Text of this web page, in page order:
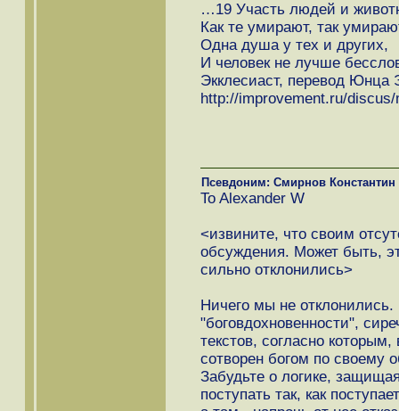
…19 Участь людей и
Как те умирают, так
Одна душа у тех и других,
И человек не лучше
Экклесиаст, перевод Юнца
http://improvement.ru/
Псевдоним: Смирнов Константин
To Alexander W
<извините, что своим
обсуждения. Может быть,
сильно отклонились>
Ничего мы не отклонились.
"боговдохновенности",
текстов, согласно
сотворен богом по своему
Забудьте о логике,
поступать так, как